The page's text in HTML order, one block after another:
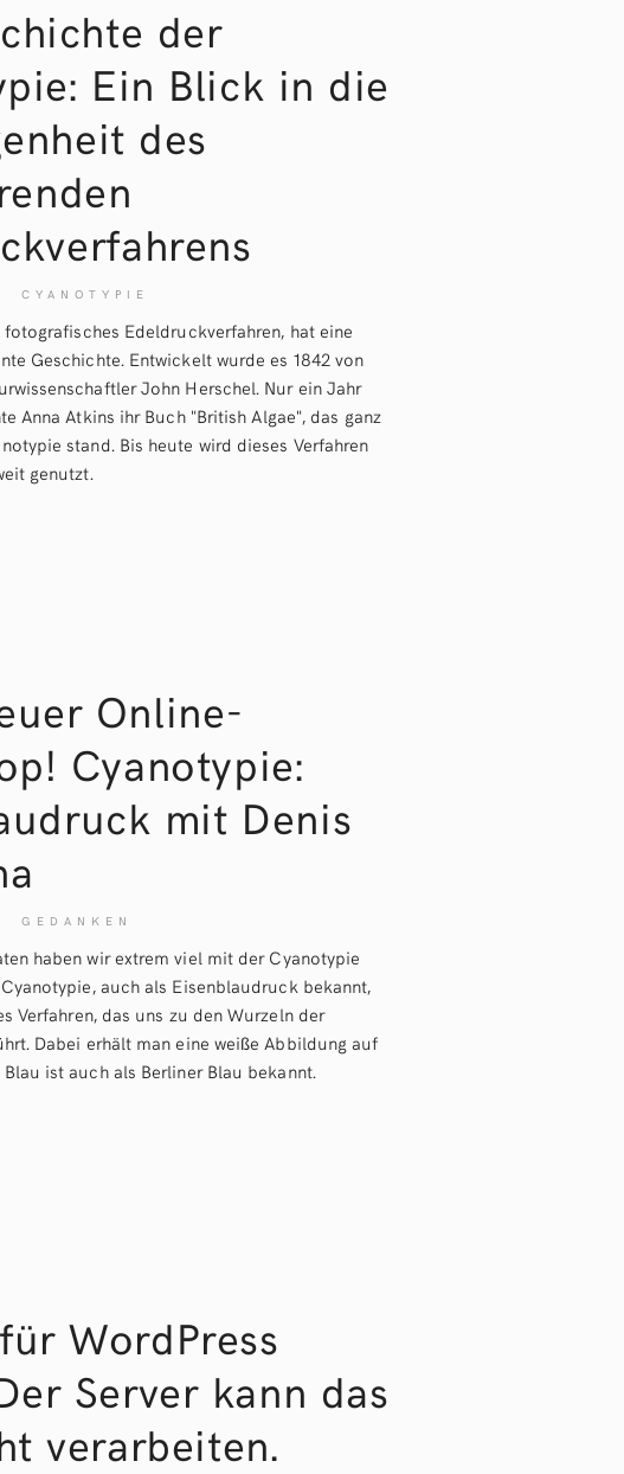
der
Ein Blick in die
des
CYANOTYPIE
Edeldruckverfahren, hat eine
Geschichte. Entwickelt wurde es 1842 von
John Herschel. Nur ein Jahr
Anna Atkins ihr Buch "British Algae", das ganz
stand. Bis heute wird dieses Verfahren
genutzt.
Online-
Cyanotypie:
mit Denis
GEDANKEN
haben wir extrem viel mit der Cyanotypie
auch als Eisenblaudruck bekannt,
Verfahren, das uns zu den Wurzeln der
Dabei erhält man eine weiße Abbildung auf
ist auch als Berliner Blau bekannt.
WordPress
Server kann das
verarbeiten.